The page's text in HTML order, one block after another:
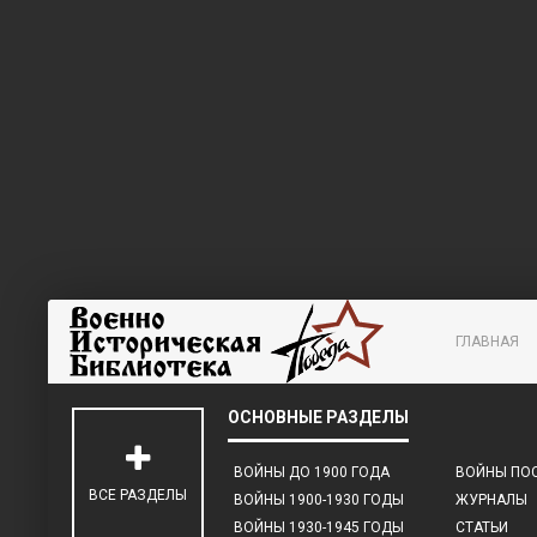
ГЛАВНАЯ
ВОЙНЫ ДО 1900 ГОДА
ВОЙНЫ 1900-1930 ГОДЫ
ВОЙНЫ 1930-1945 ГОДЫ
ВОЙНЫ
ЖУРНАЛЫ
СТАТЬИ
ВСЕ РАЗДЕЛЫ